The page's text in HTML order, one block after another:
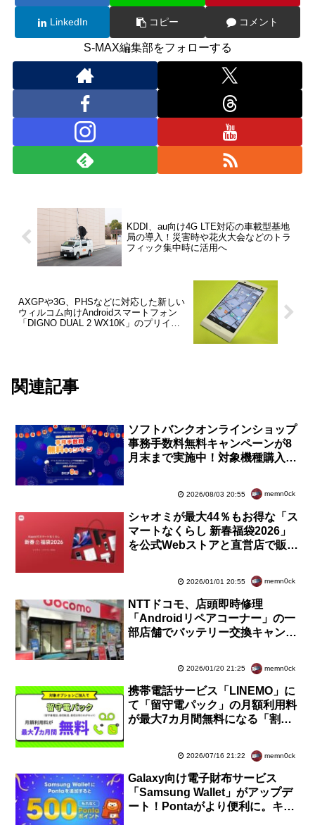
LinkedIn コピー コメント
S-MAX編集部をフォローする
KDDI、au向け4G LTE対応の車載型基地
局の導入！災害時や花火大会などのトラ
フィック集中時に活用へ
AXGPや3G、PHSなどに対応した新しい
ウィルコム向けAndroidスマートフォン
「DIGNO DUAL 2 WX10K」のプリイン
関連記事
ソフトバンクオンラインショップ
事務手数料無料キャンペーンが8
月末まで実施中！対象機種購入で
2026/08/03 20:55 memn0ck
シャオミが最大44％もお得な「ス
マートなくらし 新春福袋2026」
を公式Webストアと直営店で販売
2026/01/01 20:55 memn0ck
NTTドコモ、店頭即時修理
「Androidリペアコーナー」の一
部店舗でバッテリー交換キャンペ
未加入でも最大5500円に
2026/01/20 21:25 memn0ck
携帯電話サービス「LINEMO」に
て「留守電パック」の月額利用料
が最大7カ月間無料になる「割引
2026/07/16 21:22 memn0ck
Galaxy向け電子財布サービス
「Samsung Wallet」がアップデ
ート！Pontaがより便利に。キャ